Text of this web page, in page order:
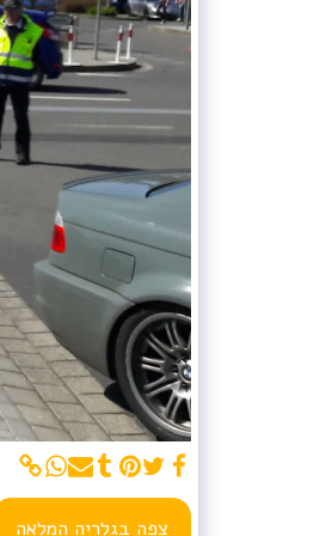
צפה בגלריה המלאה